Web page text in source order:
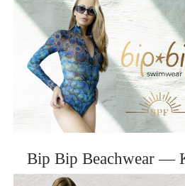
Bip Bip Beachwear —